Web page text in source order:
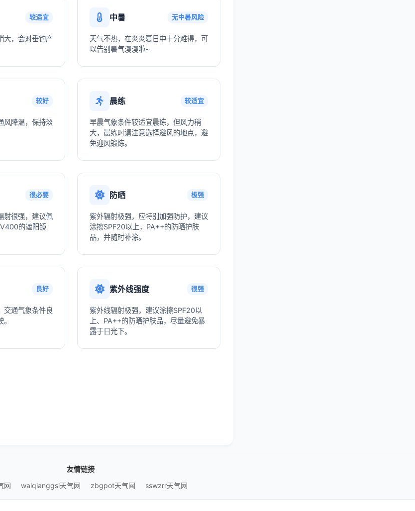
较适宜
大，会对垂钓产
中暑 无中暑风险
天气不热，在炎炎夏日中十分难得，可
以告别暑气漫漫啦~
较好
风降温，保持淡
晨练 较适宜
早晨气象条件较适宜晨练，但风力稍
大，晨练时请注意选择避风的地点，避
免迎风锻炼。
很必要
射很强，建议佩
的遮阳镜
防晒 极强
紫外辐射极强，应特别加强防护，建议
涂擦SPF20以上，PA++的防晒护肤
品，并随时补涂。
良好
交通气象条件良
紫外线强度 很强
紫外线辐射极强，建议涂擦SPF20以
上、PA++的防晒护肤品，尽量避免暴
露于日光下。
友情链接
网
waiqianggsi天气网 zbgpot天气网 sswzrr天气网